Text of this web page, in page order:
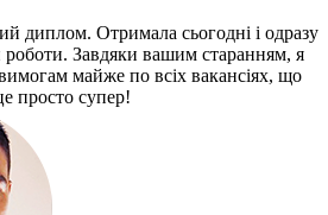
диплом. Отримала сьогодні і одразу
роботи. Завдяки вашим старанням, я
майже по всіх вакансіях, що
просто супер!